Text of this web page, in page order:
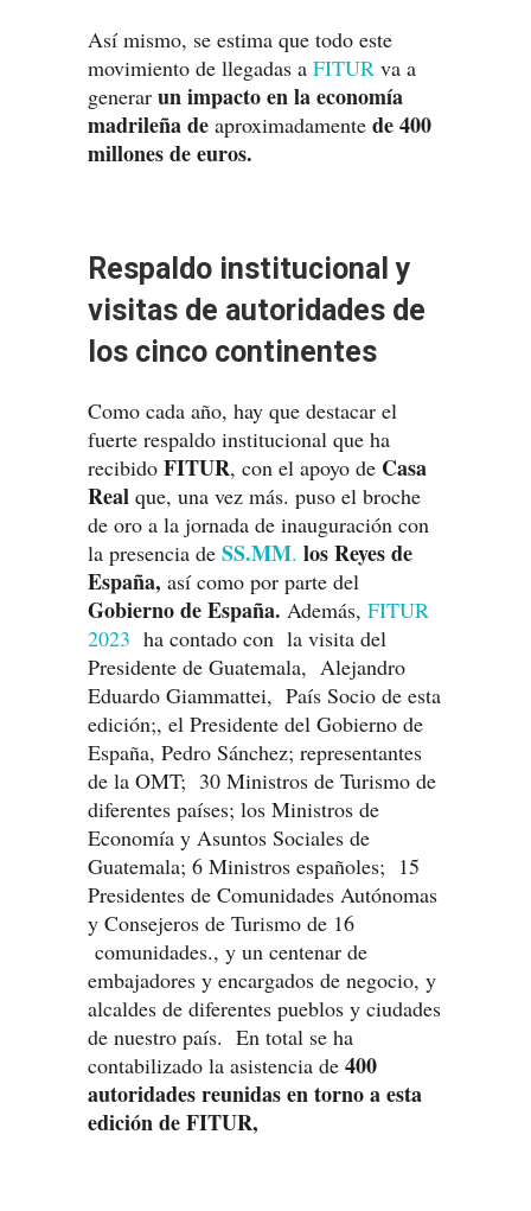
Así mismo, se estima que todo este
movimiento de llegadas a FITUR va a
generar un impacto en la economía
madrileña de aproximadamente de 400
millones de euros.
Respaldo institucional y
visitas de autoridades de
los cinco continentes
Como cada año, hay que destacar el
fuerte respaldo institucional que ha
recibido FITUR, con el apoyo de Casa
Real que, una vez más. puso el broche
de oro a la jornada de inauguración con
la presencia de SS.MM. los Reyes de
España, así como por parte del
Gobierno de España. Además, FITUR
2023 ha contado con la visita del
Presidente de Guatemala, Alejandro
Eduardo Giammattei, País Socio de esta
edición;, el Presidente del Gobierno de
España, Pedro Sánchez; representantes
de la OMT; 30 Ministros de Turismo de
diferentes países; los Ministros de
Economía y Asuntos Sociales de
Guatemala; 6 Ministros españoles; 15
Presidentes de Comunidades Autónomas
y Consejeros de Turismo de 16
comunidades., y un centenar de
embajadores y encargados de negocio, y
alcaldes de diferentes pueblos y ciudades
de nuestro país. En total se ha
contabilizado la asistencia de 400
autoridades reunidas en torno a esta
edición de FITUR,